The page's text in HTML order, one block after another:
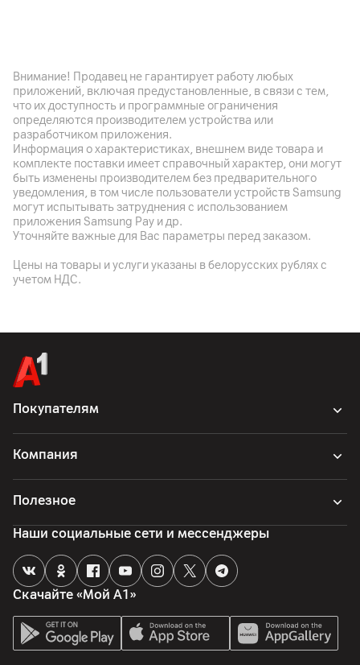
12мес.
Импортер
ООО "Палома-Сервис", 220020, Минск , пр. Победителей
100-2
Производитель
Shenzhen Lingyi Innovation TechnologyCo., Ltd., 518000 Китай
, Shenzhen , Bao'an Dist., Xixiang Blvd., Central Avenue Building,
Bldg. 12F Block C
чехол
Внимание! Продавец не гарантирует работу любых
приложений, включая предустановленные, в связи с тем,
что их доступность и программные ограничения
определяются производителем устройства или
разработчиком приложения.
Информация о характеристиках, внешнем виде товара и
комплекте поставки имеет справочный характер, они могут
быть изменены производителем без предварительного
уведомления, в том числе пользователи устройств Samsung
могут испытывать затруднения с использованием
приложения Samsung Pay и др.
Уточняйте важные для Вас параметры перед заказом.
Цены на товары и услуги указаны в белорусских рублях с
учетом НДС.
Покупателям
Компания
Полезное
Скачайте «Мой А1»
Наши социальные сети и мессенджеры